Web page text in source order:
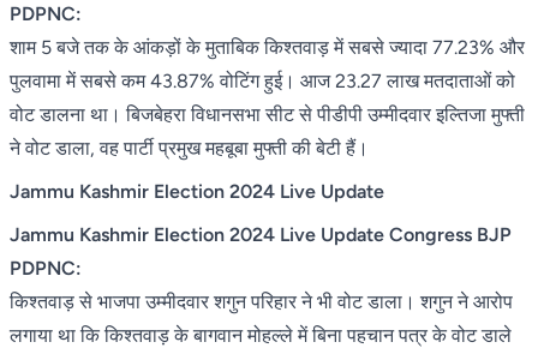
PDPNC:
शाम 5 बजे तक के आंकड़ों के मुताबिक किश्तवाड़ में सबसे ज्यादा 77.23% और
पुलवामा में सबसे कम 43.87% वोटिंग हुई। आज 23.27 लाख मतदाताओं को
वोट डालना था। बिजबेहरा विधानसभा सीट से पीडीपी उम्मीदवार इल्तिजा मुफ्ती
ने वोट डाला, वह पार्टी प्रमुख महबूबा मुफ्ती की बेटी हैं।
Jammu Kashmir Election 2024 Live Update
Jammu Kashmir Election 2024 Live Update Congress BJP
PDPNC:
किश्तवाड़ से भाजपा उम्मीदवार शगुन परिहार ने भी वोट डाला। शगुन ने आरोप
लगाया था कि किश्तवाड़ के बागवान मोहल्ले में बिना पहचान पत्र के वोट डाले